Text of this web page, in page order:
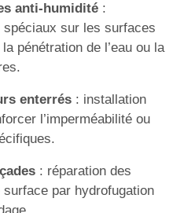
anti-humidité:
sur les surfaces
pénétration de l’eau ou la
enterrés: installation
l’imperméabilité ou
: réparation des
par hydrofugation